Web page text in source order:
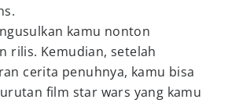
kamu nonton
rilis. Kemudian, setelah
cerita penuhnya, kamu bisa
film star wars yang kamu